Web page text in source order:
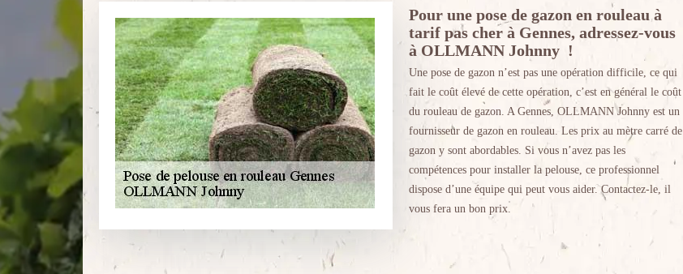
Pour une pose de gazon en rouleau à
tarif pas cher à Gennes, adressez-vous
à OLLMANN Johnny !
Une pose de gazon n’est pas une opération difficile, ce qui
fait le coût élevé de cette opération, c’est en général le coût
du rouleau de gazon. A Gennes, OLLMANN Johnny est un
fournisseur de gazon en rouleau. Les prix au mètre carré de
gazon y sont abordables. Si vous n’avez pas les
compétences pour installer la pelouse, ce professionnel
dispose d’une équipe qui peut vous aider. Contactez-le, il
vous fera un bon prix.